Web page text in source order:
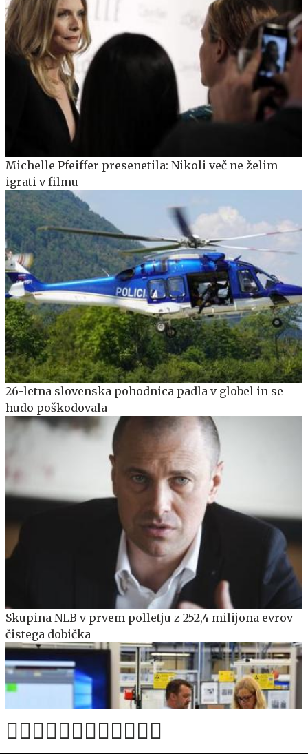
Michelle Pfeiffer presenetila: Nikoli več ne želim
igrati v filmu
26-letna slovenska pohodnica padla v globel in se
hudo poškodovala
Skupina NLB v prvem polletju z 252,4 milijona evrov
čistega dobička